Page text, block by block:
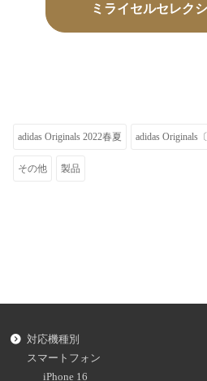
ミライセルセレク
adidas Originals 2022春夏 adidas Originals
その他 製品
対応機種別
スマートフォン
iPhone 16